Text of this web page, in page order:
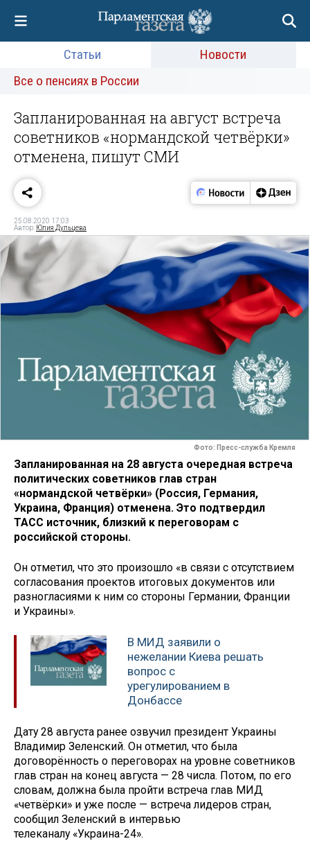
Статьи
Новости
Все о пенсиях в России
Запланированная на август встреча
советников «нормандской четвёрки»
отменена, пишут СМИ
25.08.2020 17:03
Автор: Юлия Дульцева
Фото: Пресс-служба Кремля
Запланированная на 28 августа очередная встреча
политических советников глав стран
«нормандской четвёрки» (Россия, Германия,
Украина, Франция) отменена. Это подтвердил
ТАСС источник, близкий к переговорам с
российской стороны.
Он отметил, что это произошло «в связи с отсутствием
согласования проектов итоговых документов или
разногласиями к ним со стороны Германии, Франции
и Украины».
В МИД заявили о
нежелании Киева решать
вопрос с
урегулированием в
Донбассе
Дату 28 августа ранее озвучил президент Украины
Владимир Зеленский. Он отметил, что была
договорённость о переговорах на уровне советников
глав стран на конец августа — 28 числа. Потом, по его
словам, должна была пройти встреча глав МИД
«четвёрки» и уже после — встреча лидеров стран,
сообщил Зеленский в интервью
телеканалу «Украина-24».